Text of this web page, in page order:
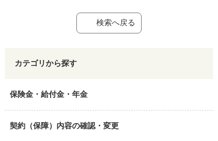
検索へ戻る
カテゴリから探す
保険金・給付金・年金
契約（保障）内容の確認・変更